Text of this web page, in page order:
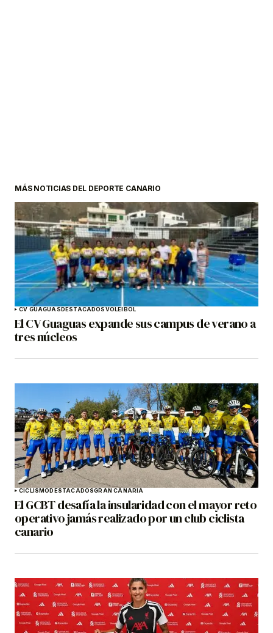
MÁS NOTICIAS DEL DEPORTE CANARIO
CV GUAGUASDESTACADOSVOLEIBOL
El CV Guaguas expande sus campus de verano a
tres núcleos
CICLISMODESTACADOSGRAN CANARIA
El GCBT desafía la insularidad con el mayor reto
operativo jamás realizado por un club ciclista
canario